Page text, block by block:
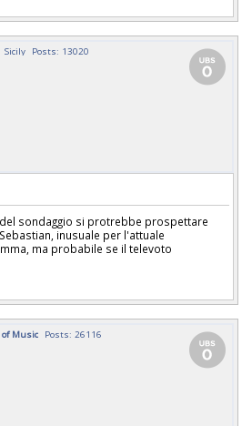
Sicily Posts: 13020
sondaggio si protrebbe prospettare
inusuale per l'attuale
ma probabile se il televoto
of Music Posts: 26116